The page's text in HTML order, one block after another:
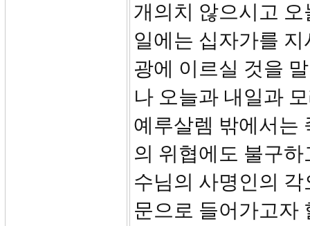
개의치 않으시고
일에는 십자가를
광에 이르실 것을
나 오늘과 내일과
예루살렘 밖에서는
의 위협에도 불구
수님의 사명인의
문으로 들어가고자